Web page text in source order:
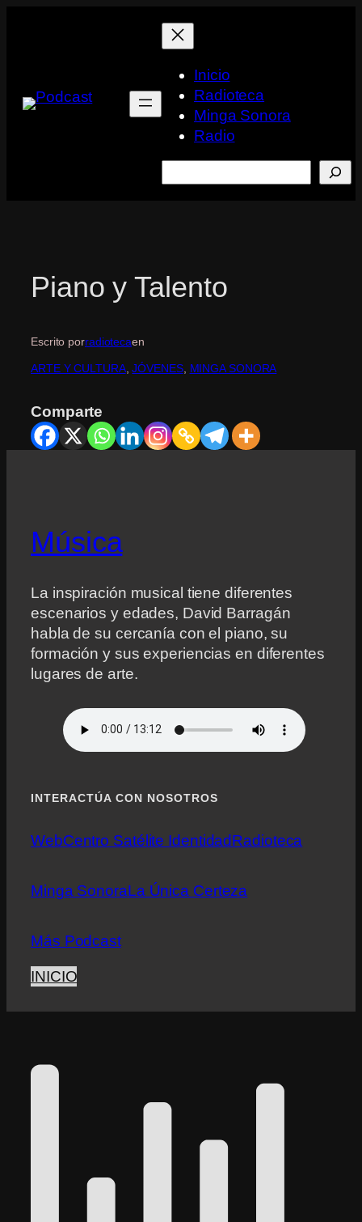
Inicio
Radioteca
Minga Sonora
Radio
Piano y Talento
Escrito porradiotecaen
ARTE Y CULTURA, JÓVENES, MINGA SONORA
Comparte
Música
La inspiración musical tiene diferentes
escenarios y edades, David Barragán
habla de su cercanía con el piano, su
formación y sus experiencias en diferentes
lugares de arte.
INTERACTÚA CON NOSOTROS
WebCentro Satélite IdentidadRadioteca
Minga SonoraLa Única Certeza
Más Podcast
INICIO